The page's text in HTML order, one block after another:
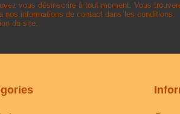
vous désinscrire à tout moment. Vous
nos informations de contact dans les conditions
du site.